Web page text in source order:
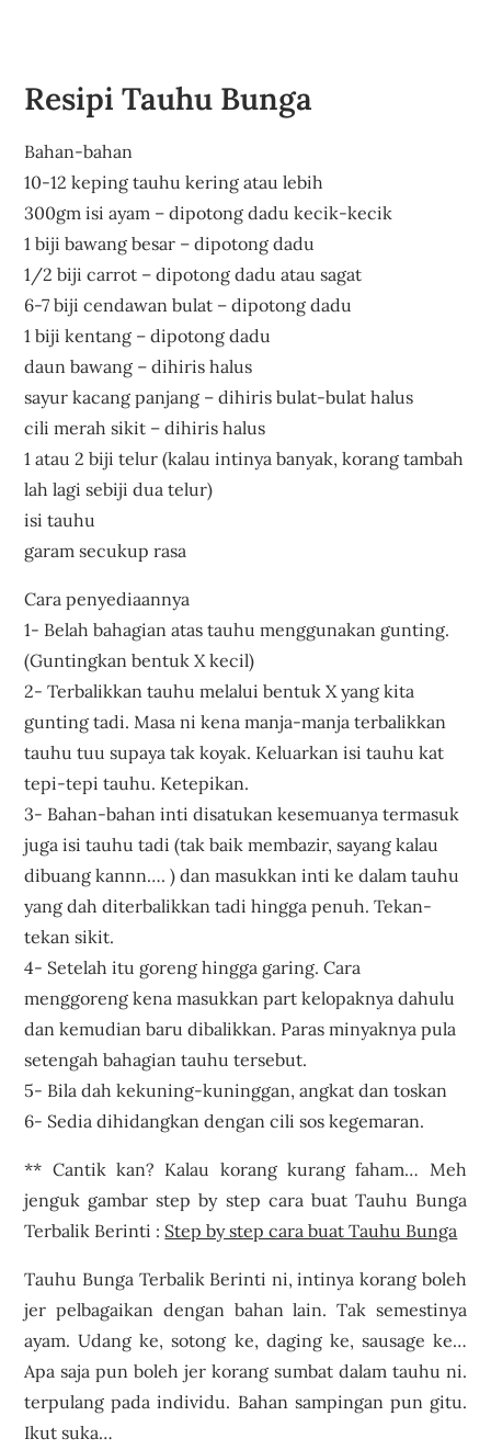
Resipi Tauhu Bunga
Bahan-bahan
10-12 keping tauhu kering atau lebih
300gm isi ayam – dipotong dadu kecik-kecik
1 biji bawang besar – dipotong dadu
1/2 biji carrot – dipotong dadu atau sagat
6-7 biji cendawan bulat – dipotong dadu
1 biji kentang – dipotong dadu
daun bawang – dihiris halus
sayur kacang panjang – dihiris bulat-bulat halus
cili merah sikit – dihiris halus
1 atau 2 biji telur (kalau intinya banyak, korang tambah
lah lagi sebiji dua telur)
isi tauhu
garam secukup rasa
Cara penyediaannya
1- Belah bahagian atas tauhu menggunakan gunting.
(Guntingkan bentuk X kecil)
2- Terbalikkan tauhu melalui bentuk X yang kita
gunting tadi. Masa ni kena manja-manja terbalikkan
tauhu tuu supaya tak koyak. Keluarkan isi tauhu kat
tepi-tepi tauhu. Ketepikan.
3- Bahan-bahan inti disatukan kesemuanya termasuk
juga isi tauhu tadi (tak baik membazir, sayang kalau
dibuang kannn…. ) dan masukkan inti ke dalam tauhu
yang dah diterbalikkan tadi hingga penuh. Tekan-
tekan sikit.
4- Setelah itu goreng hingga garing. Cara
menggoreng kena masukkan part kelopaknya dahulu
dan kemudian baru dibalikkan. Paras minyaknya pula
setengah bahagian tauhu tersebut.
5- Bila dah kekuning-kuninggan, angkat dan toskan
6- Sedia dihidangkan dengan cili sos kegemaran.
** Cantik kan? Kalau korang kurang faham… Meh
jenguk gambar step by step cara buat Tauhu Bunga
Terbalik Berinti : Step by step cara buat Tauhu Bunga
Tauhu Bunga Terbalik Berinti ni, intinya korang boleh
jer pelbagaikan dengan bahan lain. Tak semestinya
ayam. Udang ke, sotong ke, daging ke, sausage ke…
Apa saja pun boleh jer korang sumbat dalam tauhu ni.
terpulang pada individu. Bahan sampingan pun gitu.
Ikut suka…